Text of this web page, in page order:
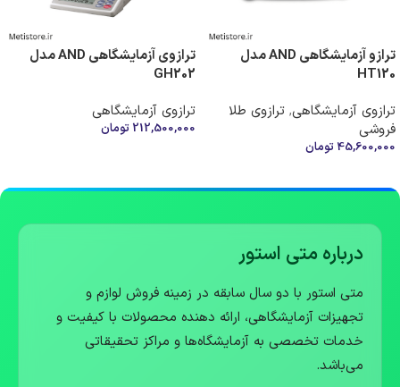
ترازو آزمایشگاهی AND مدل
HT120
ترازوی آزمایشگاهی, ترازوی طلا
فروشی
45,600,000 تومان
ترازوی آزمایشگاهی AND مدل
GH202
ترازوی آزمایشگاهی
212,500,000 تومان
درباره متی استور
متی استور با دو سال سابقه در زمینه فروش لوازم و
تجهیزات آزمایشگاهی، ارائه دهنده محصولات با کیفیت و
خدمات تخصصی به آزمایشگاه‌ها و مراکز تحقیقاتی
می‌باشد.